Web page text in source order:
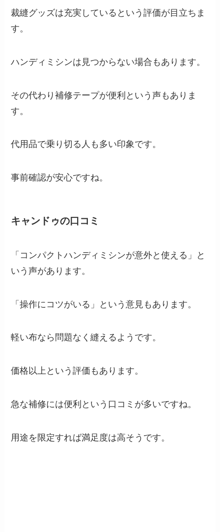
裁縫グッズは充実しているという評価が目立ちま
す。
ハンディミシンは見つからない場合もあります。
その代わり補修テープが便利という声もありま
す。
代用品で乗り切る人も多い印象です。
事前確認が安心ですね。
キャンドゥの口コミ
「コンパクトハンディミシンが意外と使える」と
いう声があります。
「操作にコツがいる」という意見もあります。
軽い布なら問題なく縫えるようです。
価格以上という評価もあります。
急な補修には便利という口コミが多いですね。
用途を限定すれば満足度は高そうです。